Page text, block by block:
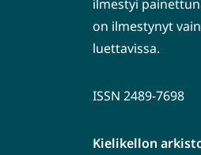
ilmestyi
on ilmestynyt
luettavissa.
ISSN 2489-7698
Kielikellon